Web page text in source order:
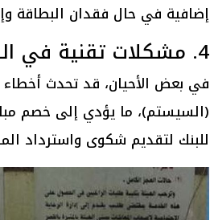
إضافية في حال فقدان البطاقة
4. مشكلات تقنية في النظام المصرفي
في بعض الأحيان، قد تحدث
(السيستم)، ما يؤدي إلى خصم
للبنك لتقديم شكوى واسترداد